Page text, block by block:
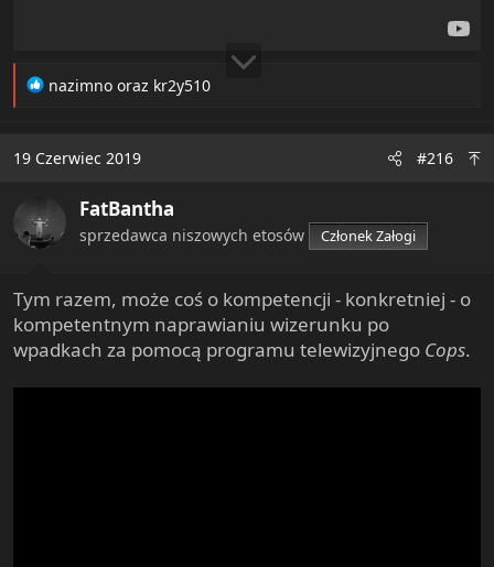
R
t
o
n
s
nazimno oraz kr2y510
19 Czerwiec 2019 #216
FatBantha
sprzedawca niszowych etosów Członek Załogi
Tym razem, może coś o kompetencji - konkretniej - o
kompetentnym naprawianiu wizerunku po
wpadkach za pomocą programu telewizyjnego Cops.